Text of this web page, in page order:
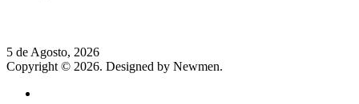
5 de Agosto, 2026
Copyright © 2026. Designed by Newmen.